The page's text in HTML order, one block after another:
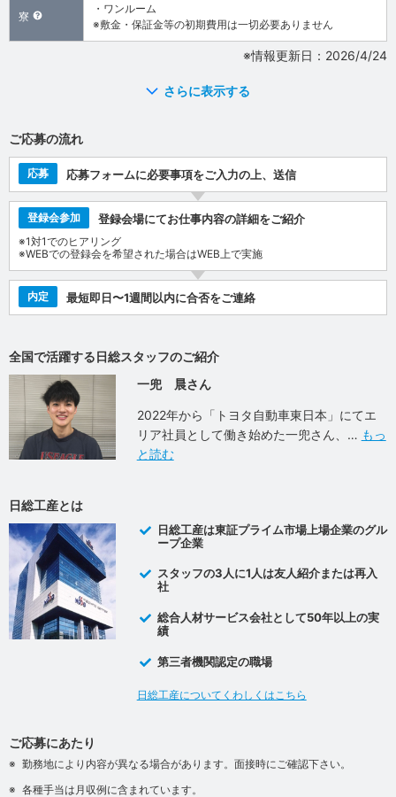
寮
・ワンルーム
※敷金・保証金等の初期費用は一切必要ありません
※情報更新日：2026/4/24
さらに表示する
ご応募の流れ
応募 応募フォームに必要事項をご入力の上、送信
登録会参加 登録会場にてお仕事内容の詳細をご紹介
※1対1でのヒアリング
※WEBでの登録会を希望された場合はWEB上で実施
内定 最短即日〜1週間以内に合否をご連絡
全国で活躍する日総スタッフのご紹介
一兜 晨さん
2022年から「トヨタ自動車東日本」にてエ
リア社員として働き始めた一兜さん、
もっ
と読む
日総工産とは
日総工産は東証プライム市場上場企業のグル
ープ企業
スタッフの3人に1人は友人紹介または再入
社
総合人材サービス会社として50年以上の実
績
第三者機関認定の職場
日総工産についてくわしくはこちら
ご応募にあたり
勤務地により内容が異なる場合があります。面接時にご確認下さい。
各種手当は月収例に含まれています。